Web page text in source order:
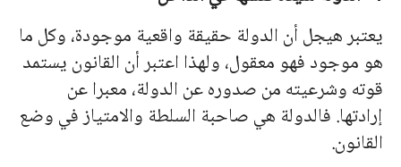
يعتبر هيجل أن الدولة حقيقة واقعية موجودة، وكل ما
هو موجود فهو معقول، ولهذا اعتبر أن القانون يستمد
قوته وشرعيته من صدوره عن الدولة، معبرا عن
إرادتها. فالدولة هي صاحبة السلطة والامتياز في وضع
القانون.